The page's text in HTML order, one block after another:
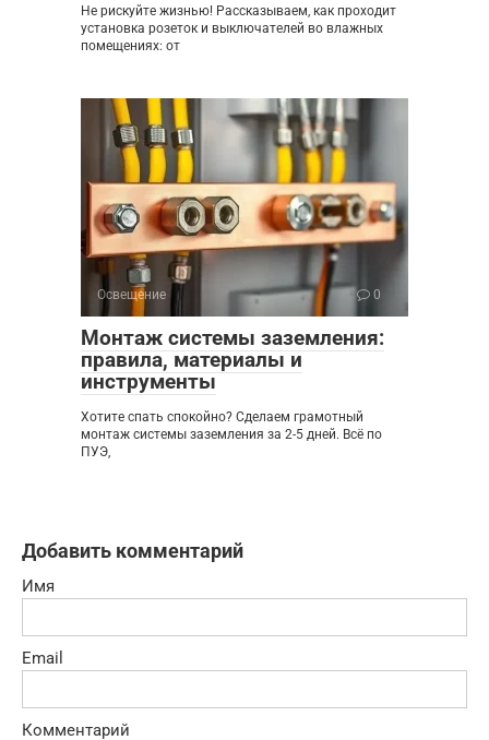
Не рискуйте жизнью! Рассказываем, как проходит
установка розеток и выключателей во влажных
помещениях: от
Освещение 0
Монтаж системы заземления:
правила, материалы и
инструменты
Хотите спать спокойно? Сделаем грамотный
монтаж системы заземления за 2-5 дней. Всё по
ПУЭ,
Добавить комментарий
Имя
Email
Комментарий